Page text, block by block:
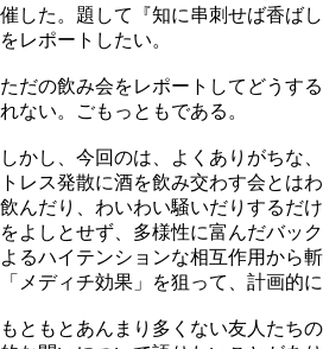
催した。題して『知に串刺せば香ば
をレポートしたい。
ただの飲み会をレポートしてどうす
れない。ごもっともである。
しかし、今回のは、よくありがちな
トレス発散に酒を飲み交わす会とは
飲んだり、わいわい騒いだりするだ
をよしとせず、多様性に富んだバッ
よるハイテンションな相互作用から
「メディチ効果」を狙って、計画的
もともとあんまり多くない友人たち